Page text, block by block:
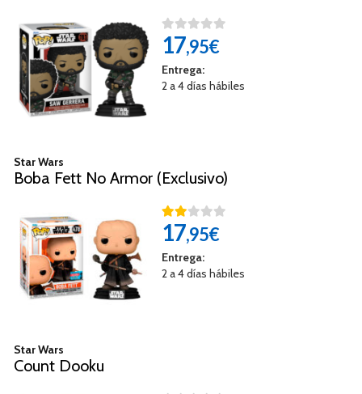
17,95€
Entrega:
2 a 4 días hábiles
Star Wars
Boba Fett No Armor (Exclusivo)
17,95€
Entrega:
2 a 4 días hábiles
Star Wars
Count Dooku